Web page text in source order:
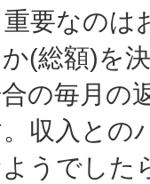
要なのは
(総額)を
の毎月の
収入と
うでした